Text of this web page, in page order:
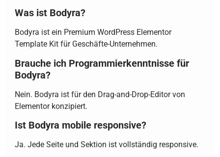
Was ist Bodyra?
Bodyra ist ein Premium WordPress Elementor
Template Kit für Geschäfte-Unternehmen.
Brauche ich Programmierkenntnisse für
Bodyra?
Nein. Bodyra ist für den Drag-and-Drop-Editor von
Elementor konzipiert.
Ist Bodyra mobile responsive?
Ja. Jede Seite und Sektion ist vollständig responsive.